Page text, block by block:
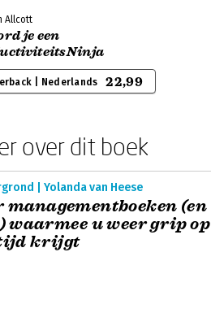
Allcott
je een
| Nederlands 22,99
over dit boek
| Yolanda van Heese
managementboeken (en
waarmee u weer grip op
krijgt